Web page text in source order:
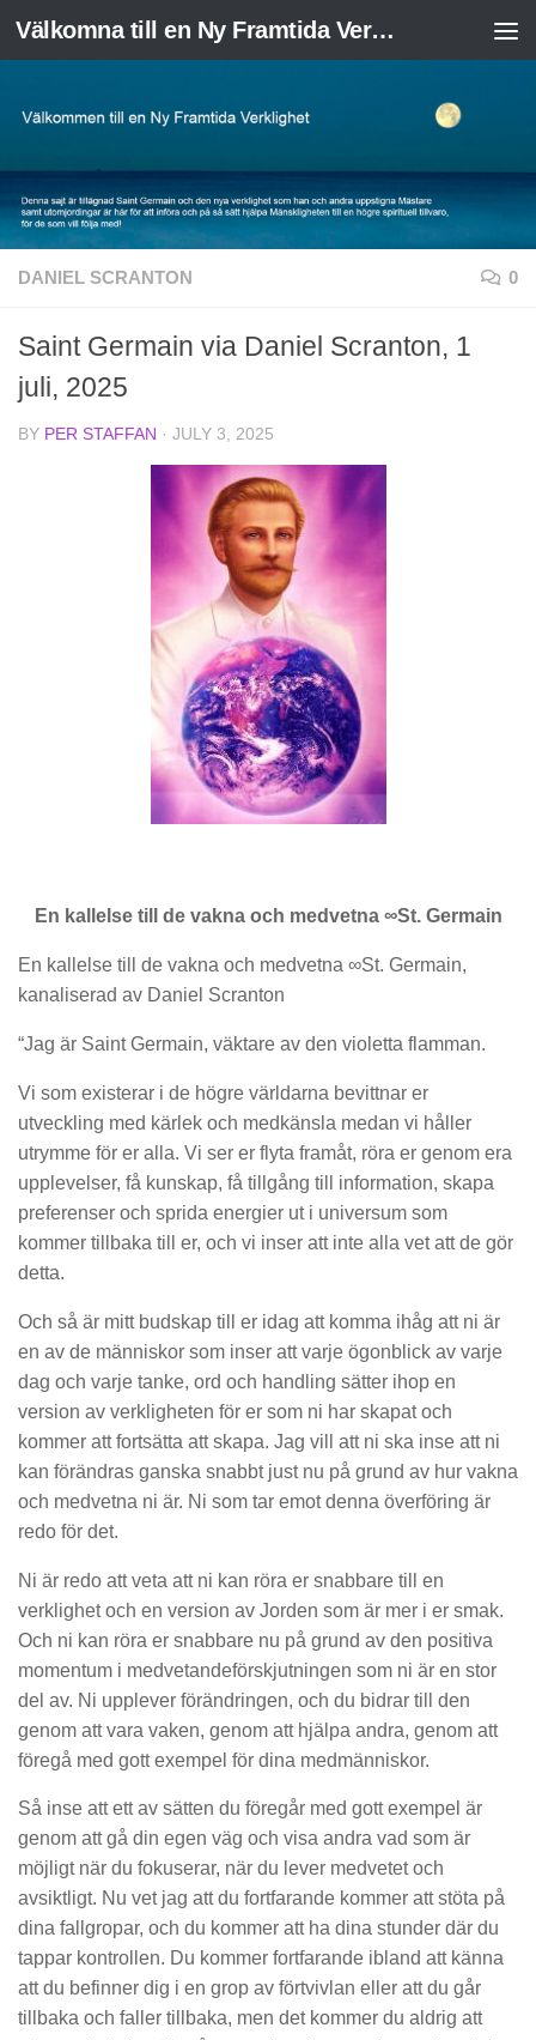
Skip to content Välkomna till en Ny Framtida Verklighet
DANIEL SCRANTON 0
Saint Germain via Daniel Scranton, 1
juli, 2025
BY PER STAFFAN · JULY 3, 2025
En kallelse till de vakna och medvetna ∞St. Germain
En kallelse till de vakna och medvetna ∞St. Germain,
kanaliserad av Daniel Scranton
“Jag är Saint Germain, väktare av den violetta flamman.
Vi som existerar i de högre världarna bevittnar er
utveckling med kärlek och medkänsla medan vi håller
utrymme för er alla. Vi ser er flyta framåt, röra er genom era
upplevelser, få kunskap, få tillgång till information, skapa
preferenser och sprida energier ut i universum som
kommer tillbaka till er, och vi inser att inte alla vet att de gör
detta.
Och så är mitt budskap till er idag att komma ihåg att ni är
en av de människor som inser att varje ögonblick av varje
dag och varje tanke, ord och handling sätter ihop en
version av verkligheten för er som ni har skapat och
kommer att fortsätta att skapa. Jag vill att ni ska inse att ni
kan förändras ganska snabbt just nu på grund av hur vakna
och medvetna ni är. Ni som tar emot denna överföring är
redo för det.
Ni är redo att veta att ni kan röra er snabbare till en
verklighet och en version av Jorden som är mer i er smak.
Och ni kan röra er snabbare nu på grund av den positiva
momentum i medvetandeförskjutningen som ni är en stor
del av. Ni upplever förändringen, och du bidrar till den
genom att vara vaken, genom att hjälpa andra, genom att
föregå med gott exempel för dina medmänniskor.
Så inse att ett av sätten du föregår med gott exempel är
genom att gå din egen väg och visa andra vad som är
möjligt när du fokuserar, när du lever medvetet och
avsiktligt. Nu vet jag att du fortfarande kommer att stöta på
dina fallgropar, och du kommer att ha dina stunder där du
tappar kontrollen. Du kommer fortfarande ibland att känna
att du befinner dig i en grop av förtvivlan eller att du går
tillbaka och faller tillbaka, men det kommer du aldrig att